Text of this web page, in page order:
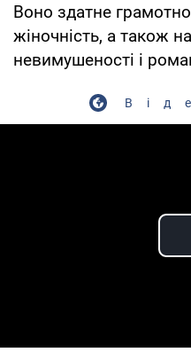
Воно здатне
жіночність, а також
невимушеності і